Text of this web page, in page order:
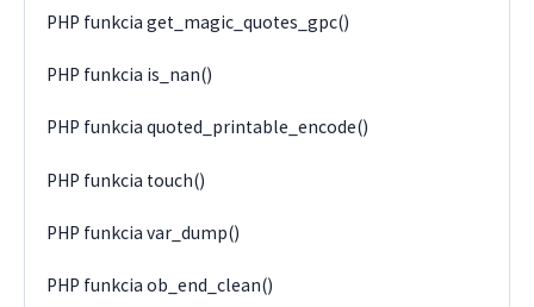
PHP funkcia get_magic_quotes_gpc()
PHP funkcia is_nan()
PHP funkcia quoted_printable_encode()
PHP funkcia touch()
PHP funkcia var_dump()
PHP funkcia ob_end_clean()